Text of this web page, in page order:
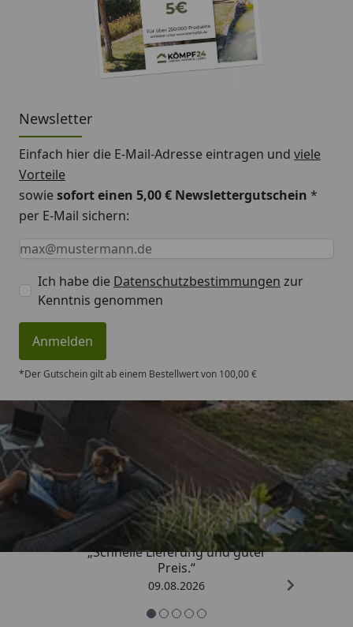
Newsletter
Einfach hier die E-Mail-Adresse eintragen und viele
Vorteile
sowiesofort einen 5,00 € Newslettergutschein *
per E-Mail sichern:
Keine Eingabe erforderlich
Eingabe erforderlich
E-Mail *
Ich habe die Datenschutzbestimmungen zur
Kenntnis genommen
Anmelden
*Der Gutschein gilt ab einem Bestellwert von 100,00 €
Trusted Shops
4,83/ 5
„Schnelle Lieferung und guter
Preis.“
09.08.2026